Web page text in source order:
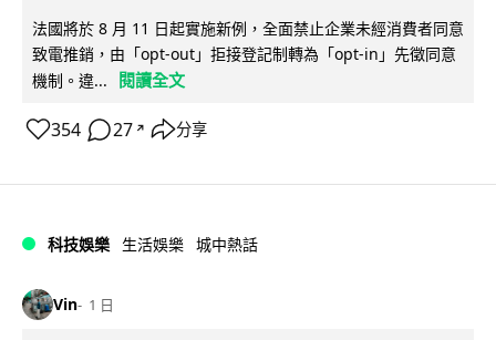
法國將於 8 月 11 日起實施新例，全面禁止企業未經消費者同意
致電推銷，由「opt-out」拒接登記制轉為「opt-in」先徵同意
機制。違...
閱讀全文
354 27 ↗ 分享
科技娛樂 生活娛樂 城中熱話
Vin 1 日